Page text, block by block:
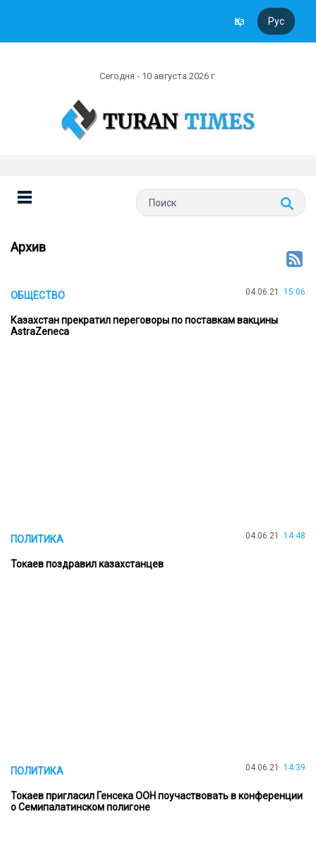
Қаз Рус
Сегодня - 10 августа 2026 г
Архив
ОБЩЕСТВО 04.06.21 15:06
Казахстан прекратил переговоры по поставкам вакцины
AstraZeneca
ПОЛИТИКА 04.06.21 14:48
Токаев поздравил казахстанцев
ПОЛИТИКА 04.06.21 14:39
Токаев пригласил Генсека ООН поучаствовать в конференции
о Семипалатинском полигоне